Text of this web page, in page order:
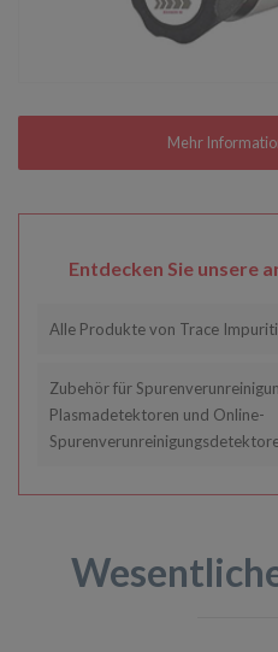
Entdecken Sie unsere
Alle Produkte von Trace
Zubehör für
Plasmadetektoren und Online-